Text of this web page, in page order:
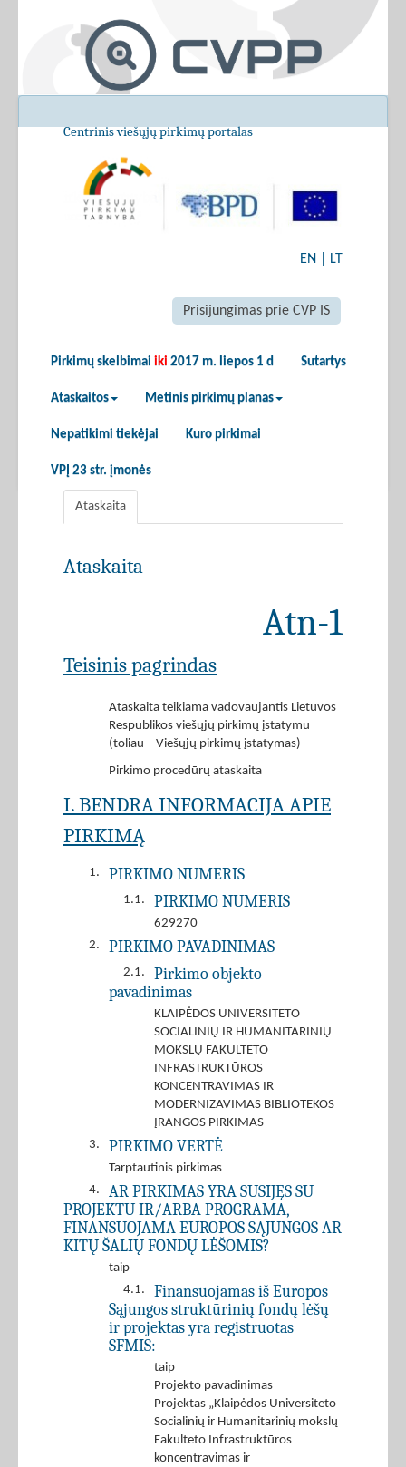
Centrinis viešųjų pirkimų portalas
EN LT
Prisijungimas prie CVP IS
Pirkimų skelbimai iki 2017 m. liepos 1 d Sutartys
Ataskaitos Metinis pirkimų planas
Nepatikimi tiekėjai Kuro pirkimai
VPĮ 23 str. įmonės
Ataskaita
Ataskaita
Atn-1
Teisinis pagrindas
Ataskaita teikiama vadovaujantis Lietuvos
Respublikos viešųjų pirkimų įstatymu
(toliau – Viešųjų pirkimų įstatymas)
Pirkimo procedūrų ataskaita
I. BENDRA INFORMACIJA APIE
PIRKIMĄ
1. PIRKIMO NUMERIS
1.1. PIRKIMO NUMERIS
629270
2.
PIRKIMO PAVADINIMAS
2.1.
Pirkimo objekto
pavadinimas
KLAIPĖDOS UNIVERSITETO
SOCIALINIŲ IR HUMANITARINIŲ
MOKSLŲ FAKULTETO
INFRASTRUKTŪROS
KONCENTRAVIMAS IR
MODERNIZAVIMAS BIBLIOTEKOS
ĮRANGOS PIRKIMAS
3.
PIRKIMO VERTĖ
Tarptautinis pirkimas
4.
AR PIRKIMAS YRA SUSIJĘS SU
PROJEKTU IR/ARBA PROGRAMA,
FINANSUOJAMA EUROPOS SĄJUNGOS AR
KITŲ ŠALIŲ FONDŲ LĖŠOMIS?
taip
4.1.
Finansuojamas iš Europos
Sąjungos struktūrinių fondų lėšų
ir projektas yra registruotas
SFMIS:
taip
Projekto pavadinimas
Projektas „Klaipėdos Universiteto
Socialinių ir Humanitarinių mokslų
Fakulteto Infrastruktūros
koncentravimas ir